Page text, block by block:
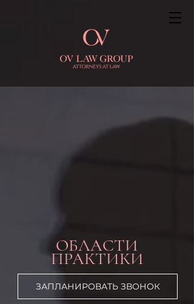
ОБЛАСТИ
ПРАКТИКИ
ЗАПЛАНИРОВАТЬ ЗВОНОК